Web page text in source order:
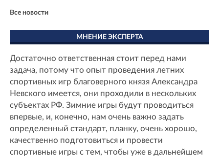
Все новости
МНЕНИЕ ЭКСПЕРТА
Достаточно ответственная стоит перед нами
задача, потому что опыт проведения летних
спортивных игр благоверного князя Александра
Невского имеется, они проходили в нескольких
субъектах РФ. Зимние игры будут проводиться
впервые, и, конечно, нам очень важно задать
определенный стандарт, планку, очень хорошо,
качественно подготовиться и провести
спортивные игры с тем, чтобы уже в дальнейшем